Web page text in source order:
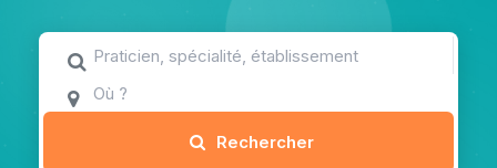
Rechercher